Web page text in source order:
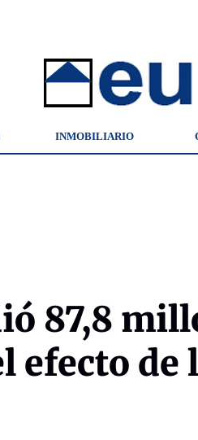
INMOBILIARIO
87,8
efecto de